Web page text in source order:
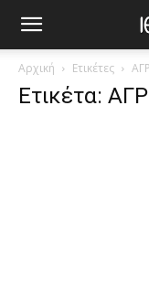
Αρχική Ετικέτες
Ετικέτα: